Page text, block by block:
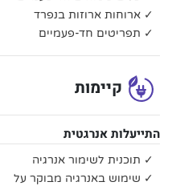
✓ ארוחות ארוזות בנפרד
✓ תפריטים חד-פעמיים
קיימות
התייעלות אנרגטית
✓ תוכנית לשימור אנרגיה
✓ שימוש באנרגיה מבוקר על